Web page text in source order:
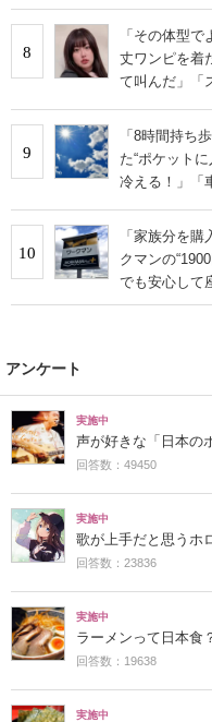
8
「その体型
丈ワンピを
て叫んだ」「
9
「8時間持ち
た“ポケット
冷える！」「
10
「家族分を
クマンの
でも安心して
アンケート
実施中
声が好きな「日本の
回答数：49450
実施中
歌が上手だと思うホ
回答数：23836
実施中
ラーメンって日本食
回答数：19638
実施中